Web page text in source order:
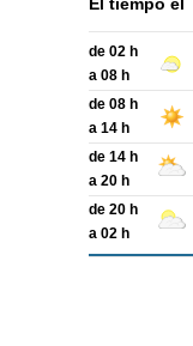
El tiempo el
de 02 h
a 08 h
de 08 h
a 14 h
de 14 h
a 20 h
de 20 h
a 02 h